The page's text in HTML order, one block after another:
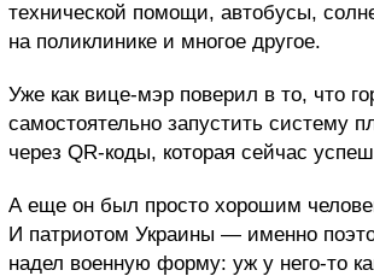
технической помощи, автобусы,
на поликлинике и многое другое.
Уже как вице-мэр поверил в то, что
самостоятельно запустить систему
через QR-коды, которая сейчас
А еще он был просто хорошим
И патриотом Украины — именно
надел военную форму: уж у него-то